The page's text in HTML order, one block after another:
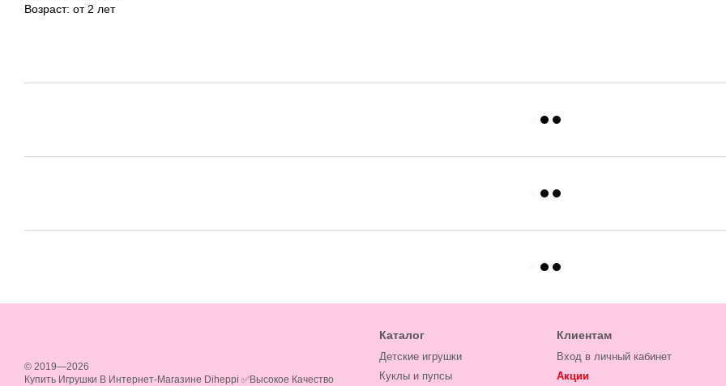
Возраст: от 2 лет
© 2019—2026
Купить Игрушки В Интернет-Магазине Diheppi ✅Высокое Качество
Каталог
Детские игрушки
Куклы и пупсы
Клиентам
Вход в личный кабинет
Акции